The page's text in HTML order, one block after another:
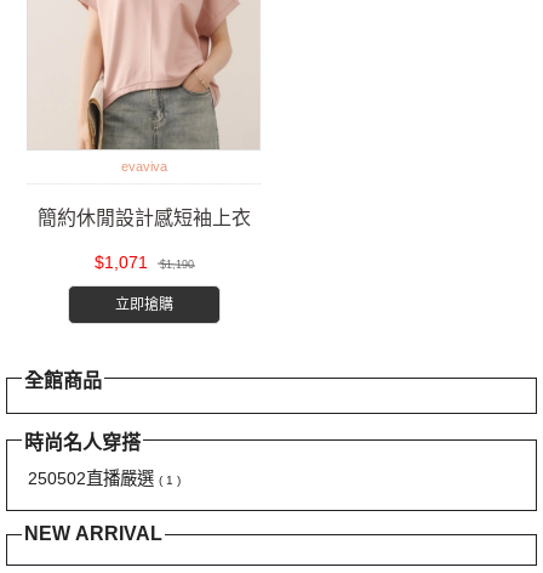
evaviva
簡約休閒設計感短袖上衣
$1,071 $1,190
立即搶購
全館商品
時尚名人穿搭
250502直播嚴選 ( 1 )
NEW ARRIVAL